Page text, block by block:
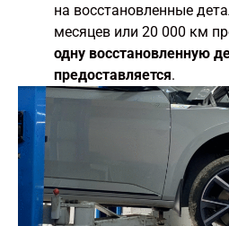
на восстановленные
месяцев или 20 000 км
одну восстановленную
предоставляется.